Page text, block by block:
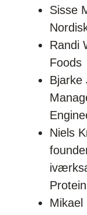
Sisse
Randi
Foods
Bjarke
Niels
Mikael